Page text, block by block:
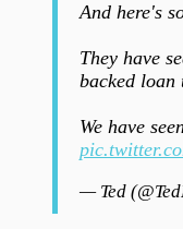
And here's
They have
backed loan
We have
— Ted